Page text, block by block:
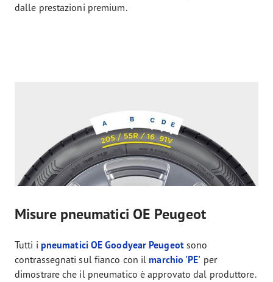
dalle prestazioni premium.
Misure pneumatici OE Peugeot
Tutti i pneumatici OE Goodyear Peugeotsono
contrassegnati sul fianco con il marchio 'PE' per
dimostrare che il pneumatico è approvato dal produttore.